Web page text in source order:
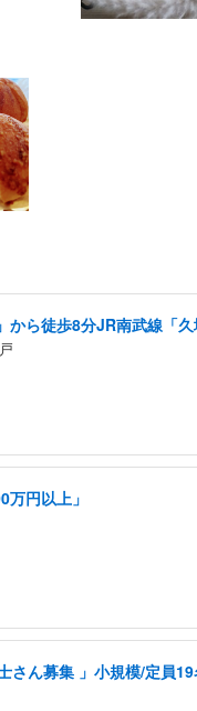
ら徒歩8分JR南武線「
円以上」
さん募集 」小規模/定員